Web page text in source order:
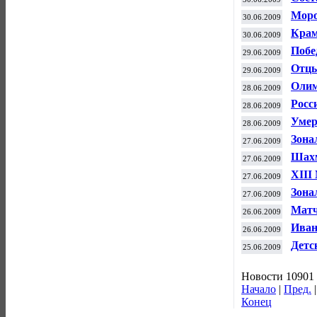
30.06.2009
30.06.2009
29.06.2009
29.06.2009
28.06.2009
28.06.2009
28.06.2009
27.06.2009
27.06.2009
27.06.2009 XIII
27.06.2009
26.06.2009
26.06.2009
25.06.2009
Новости 10901
Начало | Пред. |
Конец